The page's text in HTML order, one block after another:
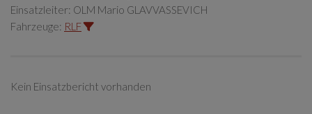
Einsatzleiter: OLM Mario GLAVVASSEVICH
Fahrzeuge: RLF
Kein Einsatzbericht vorhanden